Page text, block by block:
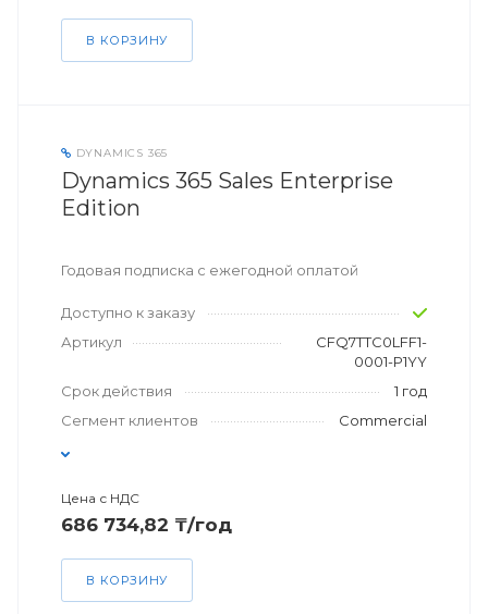
В КОРЗИНУ
DYNAMICS 365
Dynamics 365 Sales Enterprise
Edition
Годовая подписка с ежегодной оплатой
Доступно к заказу
Артикул
CFQ7TTC0LFF1-
0001-P1YY
Срок действия
1 год
Сегмент клиентов
Commercial
Цена с НДС
686 734,82 ₸/год
В КОРЗИНУ